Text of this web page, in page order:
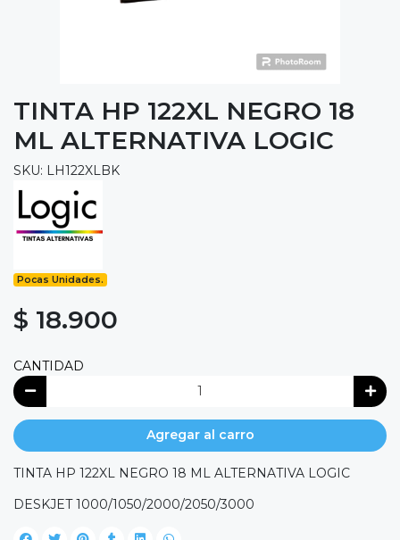
TINTA HP 122XL NEGRO 18
ML ALTERNATIVA LOGIC
SKU: LH122XLBK
Pocas Unidades.
$ 18.900
CANTIDAD
Agregar al carro
TINTA HP 122XL NEGRO 18 ML ALTERNATIVA LOGIC
DESKJET 1000/1050/2000/2050/3000